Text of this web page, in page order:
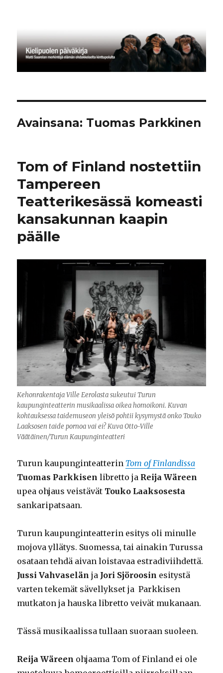
Avainsana: Tuomas Parkkinen
Tom of Finland nostettiin
Tampereen
Teatterikesässä komeasti
kansakunnan kaapin
päälle
Kehonrakentaja Ville Eerolasta sukeutui Turun
kaupunginteatterin musikaalissa oikea homoikoni. Kuvan
kohtauksessa taidemuseon yleisö pohtii kysymystä onko Touko
Laaksosen taide pornoa vai ei? Kuva Otto-Ville
Väätäinen/Turun Kaupunginteatteri
Turun kaupunginteatterin Tom of Finlandissa
Tuomas Parkkisen libretto ja Reija Wäreen
upea ohjaus veistävät Touko Laaksosesta
sankaripatsaan.
Turun kaupunginteatterin esitys oli minulle
mojova yllätys. Suomessa, tai ainakin Turussa
osataan tehdä aivan loistavaa estradiviihdettä.
Jussi Vahvaselän ja Jori Sjöroosin esitystä
varten tekemät sävellykset ja Parkkisen
mutkaton ja hauska libretto veivät mukanaan.
Tässä musikaalissa tullaan suoraan suoleen.
Reija Wäreen ohjaama Tom of Finland ei ole